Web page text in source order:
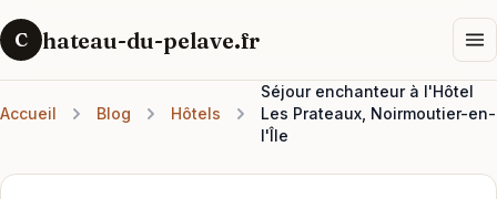
C hateau-du-pelave.fr
Accueil Blog Hôtels
Séjour enchanteur à l'Hôtel
Les Prateaux, Noirmoutier-en-
l'Île